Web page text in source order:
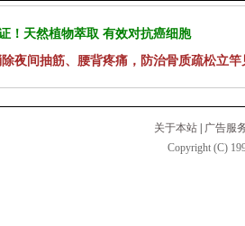
！天然植物萃取 有效对抗癌细胞
夜间抽筋、腰背疼痛，防治骨质疏松立竿
关于本站
广告服
Copyright (C)